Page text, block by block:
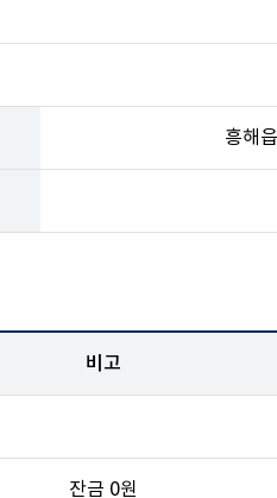
흥해읍
비고
잔금 0원